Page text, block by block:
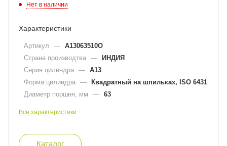
Нет в наличии
Характеристики
Артикул — A13063510O
Страна производтва — ИНДИЯ
Серия цилиндра — A13
Форма цилиндра — Квадратный на шпильках, ISO 6431
Диаметр поршня, мм
— 63
Все характеристики
Каталог